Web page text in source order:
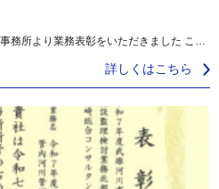
国土交通省九州地方整備局九州技術事務所より業務表彰をいただきました これからも技術力向上に努めてまいります。 [...]
詳しくはこちら